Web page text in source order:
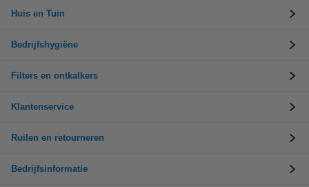
Huis en Tuin
Bedrijfshygiëne
Filters en ontkalkers
Klantenservice
Ruilen en retourneren
Bedrijfsinformatie